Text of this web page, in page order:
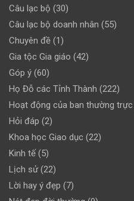
Câu lạc bộ (30)
Câu lạc bộ doanh nhân (55)
Chuyên đề (1)
Gia tộc Gia giáo (42)
Góp ý (60)
Họ Đỗ các Tỉnh Thành (222)
Hoạt động của ban thường trực
Hỏi đáp (2)
Khoa học Giao dục (22)
Kinh tế(5)
Lịch sử(22)
Lời hay ý đẹp (7)